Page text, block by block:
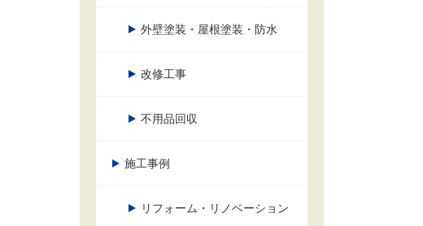
外壁塗装・屋根塗装・防水
改修工事
不用品回収
施工事例
リフォーム・リノベーション